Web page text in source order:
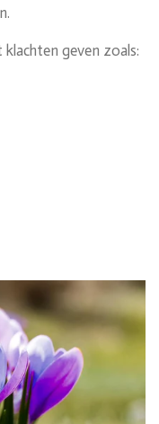
geven zoals: